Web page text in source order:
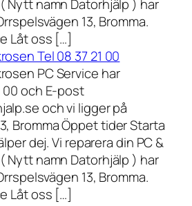
Nytt namn Datorhjälp ) har
13, Bromma.
Låt oss […]
Tel 08 37 21 00
PC Service har
00 och E-post
och vi ligger på
Bromma Öppet tider Starta
dej. Vi reparera din PC &
Nytt namn Datorhjälp ) har
13, Bromma.
Låt oss […]